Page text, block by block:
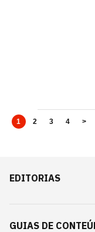
1 2 3 4 >
EDITORIAS
GUIAS DE